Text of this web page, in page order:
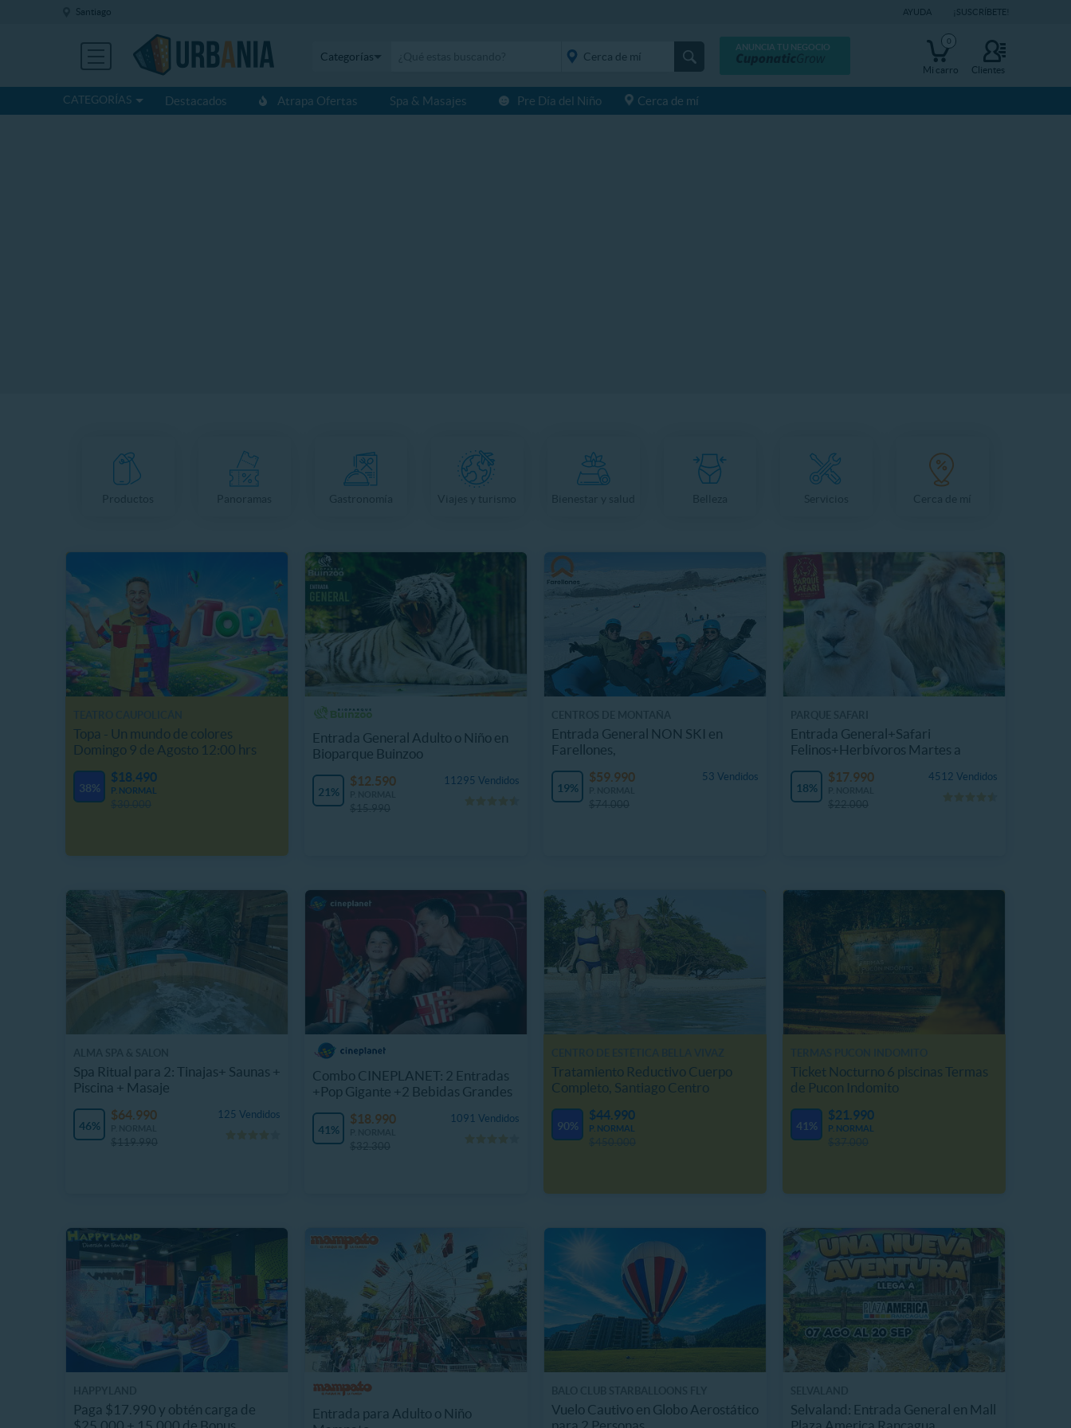
Santiago AYUDA ¡SUSCRÍBETE!
CATEGORÍAS
ANUNCIA TU NEGOCIO
Clientes
Categorías
placeholder="Todo el
0
Mi carro
Destacados Atrapa Ofertas Spa & Masajes Pre Día del Niño Cerca de mí
Topa - Un mundo de colores
Domingo 9 de Agosto 12:00 hrs
38%
$18.490
P. NORMAL
Entrada General Adulto o Niño en
Bioparque Buinzoo
21%
11295 Vendidos
$12.590
Entrada General NON SKI en
Farellones,
19%
53 Vendidos
$59.990
Entrada General+Safari
Felinos+Herbívoros Martes a
18%
4512 Vendidos
$17.990
Spa Ritual para 2: Tinajas+ Saunas +
Piscina + Masaje
46%
125 Vendidos
$64.990
Combo CINEPLANET: 2 Entradas
+Pop Gigante +2 Bebidas Grandes
41%
1091 Vendidos
$18.990
Tratamiento Reductivo Cuerpo
Completo, Santiago Centro
90%
$44.990
P. NORMAL
Ticket Nocturno 6 piscinas Termas
de Pucon Indomito
41%
$21.990
P. NORMAL
Paga $17.990 y obtén carga de
Entrada para Adulto o Niño
Vuelo Cautivo en Globo Aerostático
Selvaland: Entrada General en Mall